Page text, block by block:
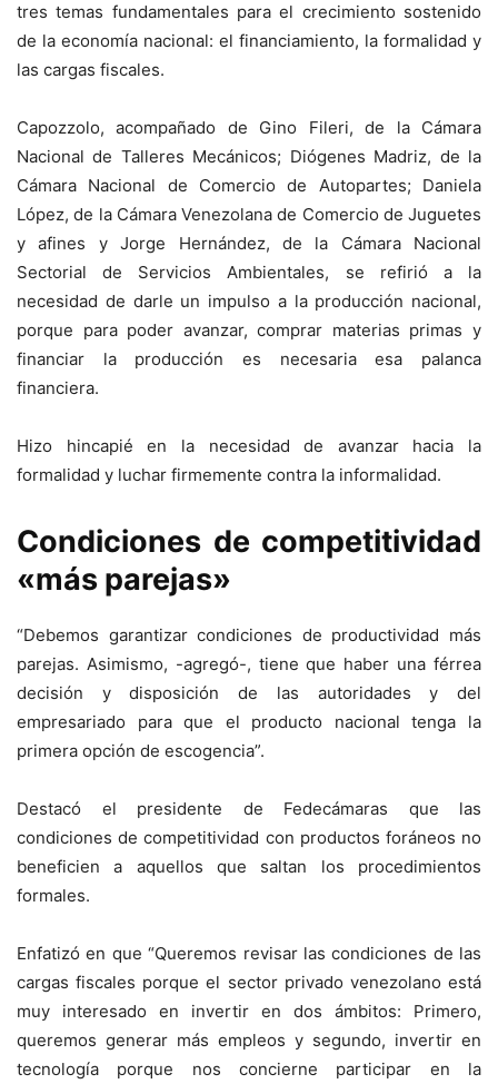
tres temas fundamentales para el crecimiento sostenido
de la economía nacional: el financiamiento, la formalidad y
las cargas fiscales.
Capozzolo, acompañado de Gino Fileri, de la Cámara
Nacional de Talleres Mecánicos; Diógenes Madriz, de la
Cámara Nacional de Comercio de Autopartes; Daniela
López, de la Cámara Venezolana de Comercio de Juguetes
y afines y Jorge Hernández, de la Cámara Nacional
Sectorial de Servicios Ambientales, se refirió a la
necesidad de darle un impulso a la producción nacional,
porque para poder avanzar, comprar materias primas y
financiar la producción es necesaria esa palanca
financiera.
Hizo hincapié en la necesidad de avanzar hacia la
formalidad y luchar firmemente contra la informalidad.
Condiciones de competitividad
«más parejas»
“Debemos garantizar condiciones de productividad más
parejas. Asimismo, -agregó-, tiene que haber una férrea
decisión y disposición de las autoridades y del
empresariado para que el producto nacional tenga la
primera opción de escogencia”.
Destacó el presidente de Fedecámaras que las
condiciones de competitividad con productos foráneos no
beneficien a aquellos que saltan los procedimientos
formales.
Enfatizó en que “Queremos revisar las condiciones de las
cargas fiscales porque el sector privado venezolano está
muy interesado en invertir en dos ámbitos: Primero,
queremos generar más empleos y segundo, invertir en
tecnología porque nos concierne participar en la